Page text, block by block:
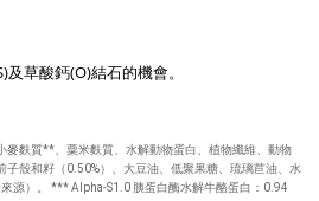
草酸鈣(O)結石的機會。
麥麩質**、粟米麩質、水解動物蛋白、植物纖維、動物
子殼和籽（0.50%）、大豆油、低聚果糖、琉璃苣油、水
源）。 *** Alpha-S1.0 胰蛋白酶水解牛酪蛋白：0.94